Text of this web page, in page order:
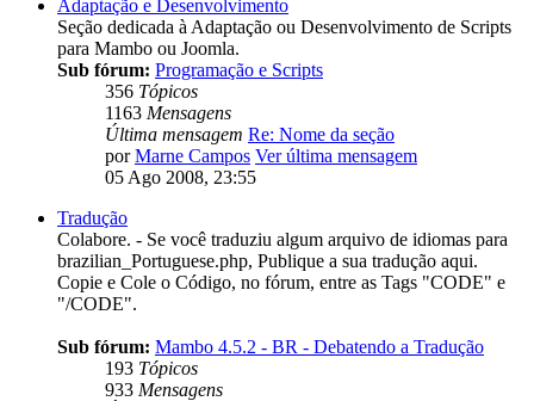
Adaptação e Desenvolvimento
Seção dedicada à Adaptação ou Desenvolvimento de Scripts
para Mambo ou Joomla.
Sub fórum: Programação e Scripts
356 Tópicos
1163 Mensagens
Última mensagem Re: Nome da seção
porMarne Campos Ver última mensagem
05 Ago 2008, 23:55
Tradução
Colabore. - Se você traduziu algum arquivo de idiomas para
brazilian_Portuguese.php, Publique a sua tradução aqui.
Copie e Cole o Código, no fórum, entre as Tags "CODE" e
"/CODE".
Sub fórum: Mambo 4.5.2 - BR - Debatendo a Tradução
193 Tópicos
933 Mensagens